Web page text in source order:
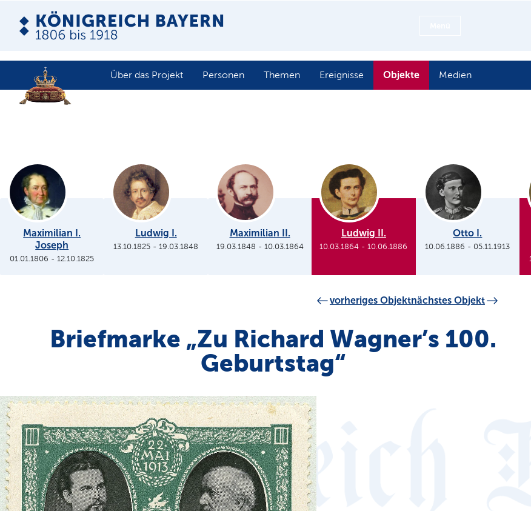
Über das Projekt Personen Themen Ereignisse Objekte Medien
Maximilian I.
Joseph
01.01.1806 -12.10.1825
Ludwig I.
13.10.1825 -19.03.1848
Maximilian II.
19.03.1848 - 10.03.1864
Ludwig II.
10.03.1864 -10.06.1886
Otto I.
10.06.1886 - 05.11.1913
vorheriges Objektnächstes Objekt
Briefmarke „Zu Richard Wagner’s 100.
Geburtstag“